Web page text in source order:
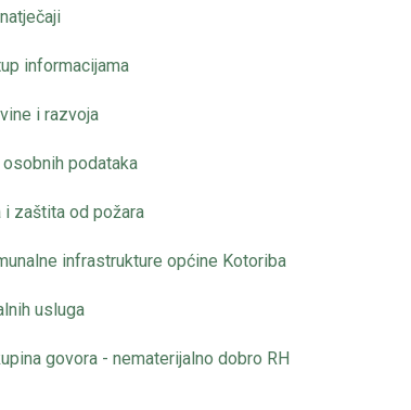
informacijama
i razvoja
podataka
i zaštita od požara
infrastrukture općine Kotoriba
usluga
govora - nematerijalno dobro RH